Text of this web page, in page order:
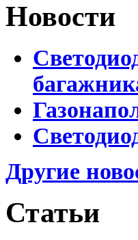
Новости
Другие
Статьи